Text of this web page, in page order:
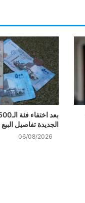
الجديدة تفاصيل
06/08/2026